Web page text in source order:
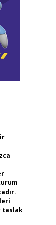
taslak